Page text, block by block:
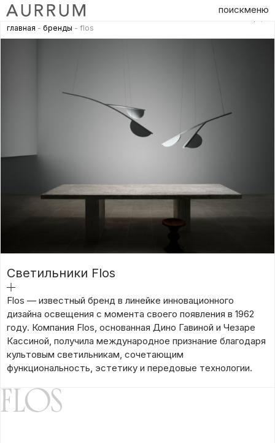
поискменю
главная - бренды - flos
Светильники Flos
Flos — известный бренд в линейке инновационного
дизайна освещения с момента своего появления в 1962
году. Компания Flos, основанная Дино Гавиной и Чезаре
Кассиной, получила международное признание благодаря
культовым светильникам, сочетающим
функциональность, эстетику и передовые технологии.
подробнее